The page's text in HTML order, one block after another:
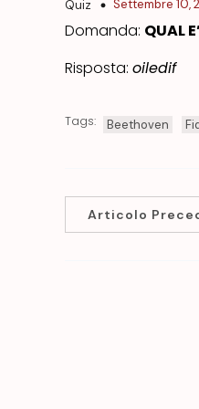
Quiz Settembre 10,
Domanda: QUAL
Risposta: oiledif
Tags: Beethoven
Articolo